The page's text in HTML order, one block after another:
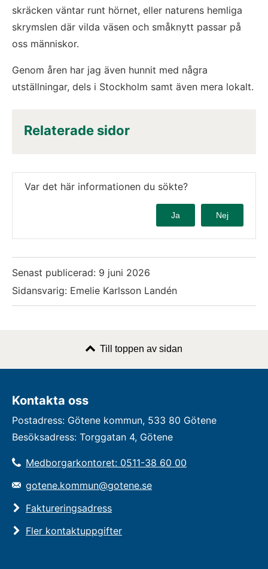
skräcken väntar runt hörnet, eller naturens hemliga
skrymslen där vilda väsen och småknytt passar på
oss människor.
Genom åren har jag även hunnit med några
utställningar, dels i Stockholm samt även mera lokalt.
Relaterade sidor
Var det här informationen du sökte?
Ja Nej
Senast publicerad: 9 juni 2026
Sidansvarig: Emelie Karlsson Landén
Till toppen av sidan
Kontakta oss
Postadress: Götene kommun, 533 80 Götene
Besöksadress: Torggatan 4, Götene
Medborgarkontoret: 0511-38 60 00
gotene.kommun@gotene.se
Faktureringsadress
Fler kontaktuppgifter